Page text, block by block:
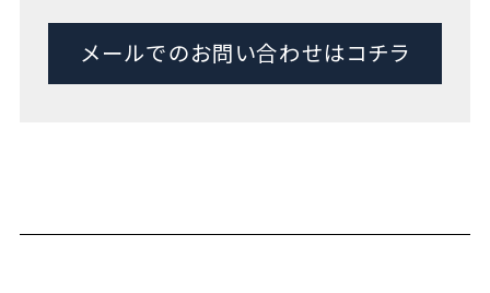
メールでのお問い合わせはコチラ